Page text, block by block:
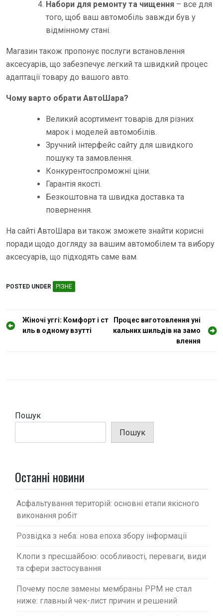
Набори для ремонту та чищення – все для
того, щоб ваш автомобіль завжди був у
відмінному стані.
Магазин також пропонує послуги встановлення
аксесуарів, що забезпечує легкий та швидкий процес
адаптації товару до вашого авто.
Чому варто обрати АвтоШара?
Великий асортимент товарів для різних
марок і моделей автомобілів.
Зручний інтерфейс сайту для швидкого
пошуку та замовлення.
Конкурентоспроможні ціни.
Гарантія якості.
Безкоштовна та швидка доставка та
повернення.
На сайті АвтоШара ви також зможете знайти корисні
поради щодо догляду за вашим автомобілем та вибору
аксесуарів, що підходять саме вам.
POSTED UNDER РІЗНЕ
Н
Жіночі уггі: Комфорт і ст
иль в одному взутті
Процес виготовлення уні
кальних шильдів на замо
влення
Пошук
Пошук
Останні новини
Асфальтування територій: основні етапи якісного
виконання робіт
Розвідка з неба: нова епоха збору інформації
Клопи з пресшайбою: особливості, переваги, види
та сфери застосування
Почему после замены мембраны PPM не стал
ниже: главный чек-лист причин и решений